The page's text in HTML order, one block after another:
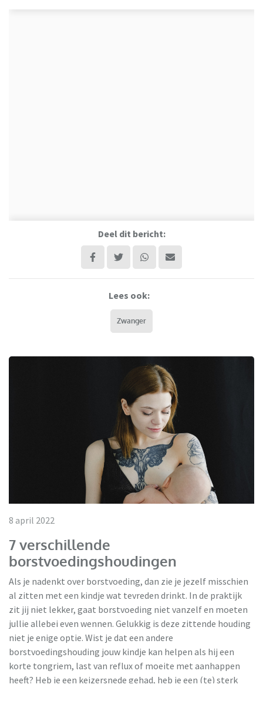
Deel dit bericht:
Lees ook:
Zwanger
8 april 2022
7 verschillende
borstvoedingshoudingen
Als je nadenkt over borstvoeding, dan zie je jezelf misschien
al zitten met een kindje wat tevreden drinkt. In de praktijk
zit jij niet lekker, gaat borstvoeding niet vanzelf en moeten
jullie allebei even wennen. Gelukkig is deze zittende houding
niet je enige optie. Wist je dat een andere
borstvoedingshouding jouw kindje kan helpen als hij een
korte tongriem, last van reflux of moeite met aanhappen
heeft? Heb je een keizersnede gehad, heb je een (te) sterk